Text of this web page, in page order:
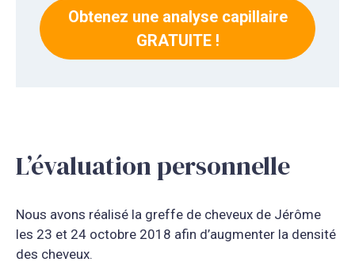
Obtenez une analyse capillaire
GRATUITE !
L’évaluation personnelle
Nous avons réalisé la greffe de cheveux de Jérôme
les 23 et 24 octobre 2018 afin d’augmenter la densité
des cheveux.